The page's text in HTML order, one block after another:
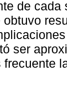
de
ser